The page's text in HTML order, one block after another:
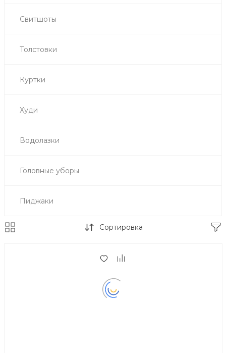
Свитшоты
Толстовки
Куртки
Худи
Водолазки
Головные уборы
Пиджаки
Сортировка